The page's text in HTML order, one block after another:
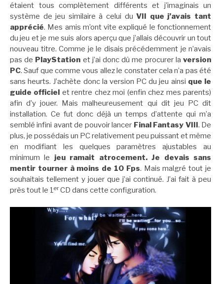
étaient tous complètement différents et j’imaginais un
système de jeu similaire à celui duVII que j’avais tant
apprécié. Mes amis m’ont vite expliqué le fonctionnement
du jeu et je me suis alors aperçu que j’allais découvrir un tout
nouveau titre. Comme je le disais précédemment je n’avais
pas de PlayStation et j’ai donc dû me procurer laversion
PC. Sauf que comme vous allez le constater cela n’a pas été
sans heurts. J’achète donc la version PC du jeu ainsi que le
guide officiel et rentre chez moi (enfin chez mes parents)
afin d’y jouer. Mais malheureusement qui dit jeu PC dit
installation. Ce fut donc déjà un temps d’attente qui m’a
semblé infini avant de pouvoir lancer Final Fantasy VIII. De
plus, je possédais un PC relativement peu puissant et même
en modifiant les quelques paramètres ajustables au
minimum le jeu ramait atrocement. Je devais sans
mentir tourner à moins de 10 Fps. Mais malgré tout je
souhaitais tellement y jouer que j’ai continué. J’ai fait à peu
près tout le 1erCD dans cette configuration.